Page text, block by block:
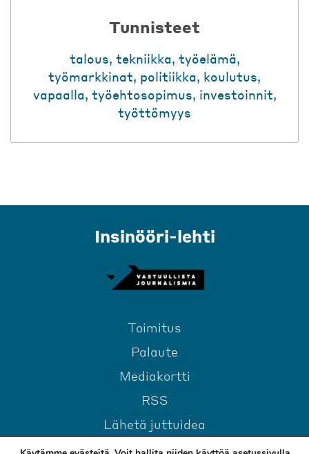
Tunnisteet
talous, tekniikka, työelämä,
työmarkkinat, politiikka, koulutus,
vapaalla, työehtosopimus, investoinnit,
työttömyys
Insinööri-lehti
Toimitus
Palaute
Mediakortti
RSS
Lähetä juttuidea